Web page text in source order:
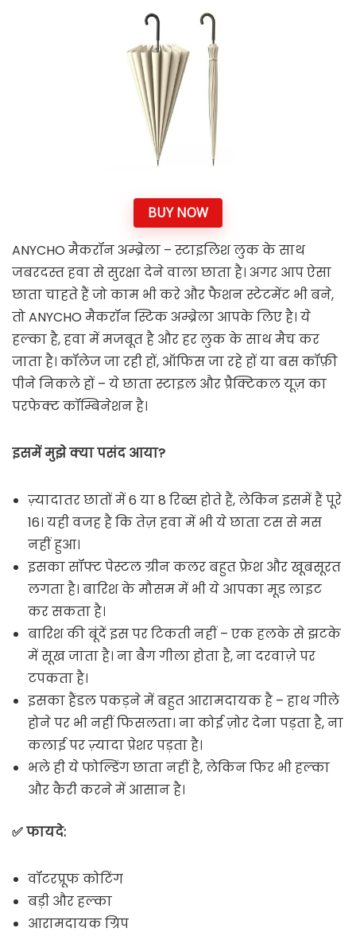
BUY NOW
ANYCHO मैकरॉन अम्ब्रेला – स्टाइलिश लुक के साथ
जबरदस्त हवा से सुरक्षा देने वाला छाता है। अगर आप ऐसा
छाता चाहते हैं जो काम भी करे और फैशन स्टेटमेंट भी बने,
तो ANYCHO मैकरॉन स्टिक अम्ब्रेला आपके लिए है। ये
हल्का है, हवा में मजबूत है और हर लुक के साथ मैच कर
जाता है। कॉलेज जा रही हों, ऑफिस जा रहे हों या बस कॉफ़ी
पीने निकले हों – ये छाता स्टाइल और प्रैक्टिकल यूज़ का
परफेक्ट कॉम्बिनेशन है।
इसमें मुझे क्या पसंद आया?
ज़्यादातर छातों में 6 या 8 रिब्स होते हैं, लेकिन इसमें हैं पूरे
16। यही वजह है कि तेज़ हवा में भी ये छाता टस से मस
नहीं हुआ।
इसका सॉफ्ट पेस्टल ग्रीन कलर बहुत फ्रेश और खूबसूरत
लगता है। बारिश के मौसम में भी ये आपका मूड लाइट
कर सकता है।
बारिश की बूंदें इस पर टिकती नहीं – एक हलके से झटके
में सूख जाता है। ना बैग गीला होता है, ना दरवाज़े पर
टपकता है।
इसका हैंडल पकड़ने में बहुत आरामदायक है – हाथ गीले
होने पर भी नहीं फिसलता। ना कोई ज़ोर देना पड़ता है, ना
कलाई पर ज़्यादा प्रेशर पड़ता है।
भले ही ये फोल्डिंग छाता नहीं है, लेकिन फिर भी हल्का
और कैरी करने में आसान है।
✅ फायदे:
वॉटरप्रूफ कोटिंग
बड़ी और हल्का
आरामदायक ग्रिप